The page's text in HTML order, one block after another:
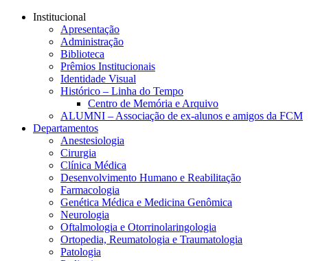
Conteúdo principal
Institucional
Apresentação
Administração
Biblioteca
Prêmios Institucionais
Identidade Visual
Histórico – Linha do Tempo
Centro de Memória e Arquivo
ALUMNI – Associação de ex-alunos e amigos da FCM
Departamentos
Anestesiologia
Cirurgia
Clínica Médica
Desenvolvimento Humano e Reabilitação
Farmacologia
Genética Médica e Medicina Genômica
Neurologia
Oftalmologia e Otorrinolaringologia
Ortopedia, Reumatologia e Traumatologia
Patologia